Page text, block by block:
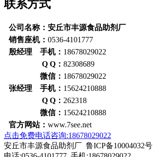
联系方式
公司名称：安丘市丰源食品助剂厂
销售座机： 0536-4101777
殷经理 手机： 18678029022
Q Q： 82308689
微信： 18678029022
张经理 手机： 15624210888
Q Q： 262318
微信： 15624210888
官方网站： www.7see.net
点击免费电话咨询:18678029022
安丘市丰源食品助剂厂 鲁ICP备10004032号